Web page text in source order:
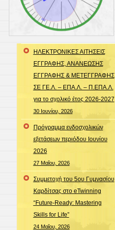
ΗΛΕΚΤΡΟΝΙΚΕΣ ΑΙΤΗΣΕΙΣ
ΕΓΓΡΑΦΗΣ, ΑΝΑΝΕΩΣΗΣ
ΕΓΓΡΑΦΗΣ & ΜΕΤΕΓΓΡΑΦΗΣ
ΣΕ ΓΕ.Λ. – ΕΠΑ.Λ. – Π.ΕΠΑ.Λ.
για το σχολικό έτος 2026-2027
30 Ιουνίου, 2026
Πρόγραμμα ενδοσχολικών
εξετάσεων περιόδου Ιουνίου
2026
27 Μαΐου, 2026
Συμμετοχή του 5ου Γυμνασίου
Καρδίτσας στο eTwinning
“Future-Ready: Mastering
Skills for Life”
24 Μαΐου, 2026